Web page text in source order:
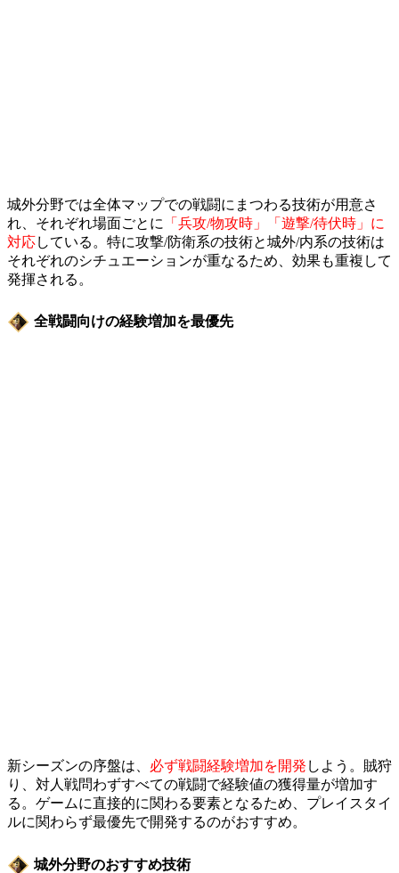
城外分野では全体マップでの戦闘にまつわる技術が用意さ
れ、それぞれ場面ごとに
「兵攻/物攻時」「遊撃/待伏時」に
対応している。特に攻撃/防衛系の技術と城外/内系の技術は
それぞれのシチュエーションが重なるため、効果も重複して
発揮される。
全戦闘向けの経験増加を最優先
新シーズンの序盤は、 必ず戦闘経験増加を開発 しよう。賊狩
り、対人戦問わずすべての戦闘で経験値の獲得量が増加す
る。ゲームに直接的に関わる要素となるため、プレイスタイ
ルに関わらず最優先で開発するのがおすすめ。
城外分野のおすすめ技術